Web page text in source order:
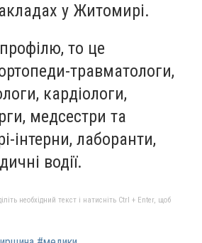
у Житомирі.
то це
травматологи,
кардіологи,
медсестри та
інтерни, лаборанти,
водії.
необхідний текст і натисніть Ctrl + Enter, щоб